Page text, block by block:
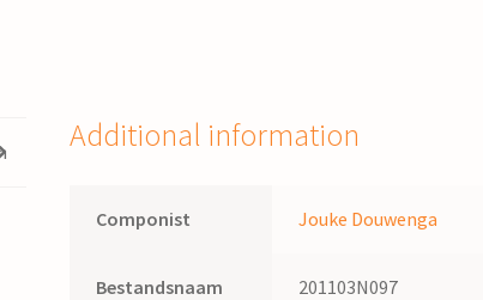
Additional information
Componist Jouke Douwenga
Bestandsnaam 201103N097